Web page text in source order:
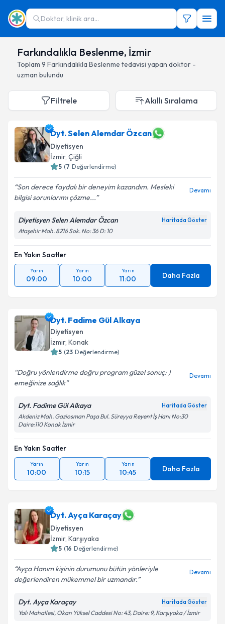
Doktor, klinik ara...
Farkındalıkla Beslenme, İzmir
Toplam 9 Farkındalıkla Beslenme tedavisi yapan doktor -
uzman bulundu
Filtrele Akıllı Sıralama
Dyt. Selen Alemdar Özcan
Diyetisyen
İzmir, Çiğli
5 (7 Değerlendirme)
Son derece faydalı bir deneyim kazandım. Mesleki
bilgisi sorunlarımı çözme...
Devamı
Diyetisyen Selen Alemdar Özcan Haritada Göster
Ataşehir Mah. 8216 Sok. No: 36 D: 10
En Yakın Saatler
Yarın
09:00
Yarın
10:00
Yarın
11:00 Daha Fazla
Dyt. Fadime Gül Alkaya
Diyetisyen
İzmir, Konak
5 (23 Değerlendirme)
Doğru yönlendirme doğru program güzel sonuç: )
emeğinize sağlık
Devamı
Dyt. Fadime Gül Alkaya Haritada Göster
Akdeniz Mah. Gaziosman Paşa Bul. Süreyya Reyent İş Hanı No:30
Daire:110 Konak İzmir
En Yakın Saatler
Yarın
10:00
Yarın
10:15
Yarın
10:45 Daha Fazla
Dyt. Ayça Karaçay
Diyetisyen
İzmir, Karşıyaka
5 (16 Değerlendirme)
Ayça Hanım kişinin durumunu bütün yönleriyle
değerlendiren mükemmel bir uzmandır.
Devamı
Dyt. Ayça Karaçay Haritada Göster
Yalı Mahallesi, Okan Yüksel Caddesi No: 43, Daire: 9, Karşıyaka / İzmir